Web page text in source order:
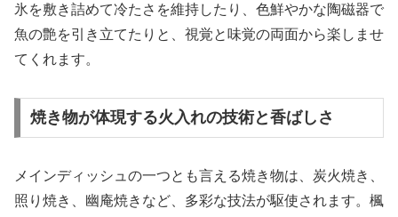
氷を敷き詰めて冷たさを維持したり、色鮮やかな陶磁器で
魚の艶を引き立てたりと、視覚と味覚の両面から楽しませ
てくれます。
焼き物が体現する火入れの技術と香ばしさ
メインディッシュの一つとも言える焼き物は、炭火焼き、
照り焼き、幽庵焼きなど、多彩な技法が駆使されます。楓